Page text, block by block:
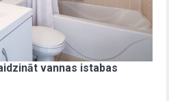
vannas istabas